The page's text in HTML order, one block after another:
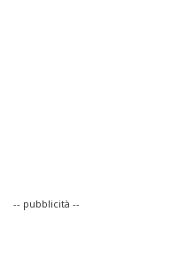
-- pubblicità --